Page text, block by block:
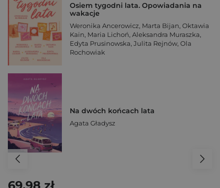
Osiem tygodni lata. Opowiadania na
wakacje
Weronika Ancerowicz, Marta Bijan, Oktawia
Kain, Maria Lichoń, Aleksandra Muraszka,
Edyta Prusinowska, Julita Rejnów, Ola
Rochowiak
Na dwóch końcach lata
Agata Gładysz